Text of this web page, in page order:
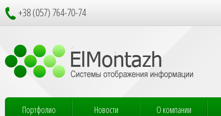
+38 (057) 764-70-74
Портфолио Новости О компании